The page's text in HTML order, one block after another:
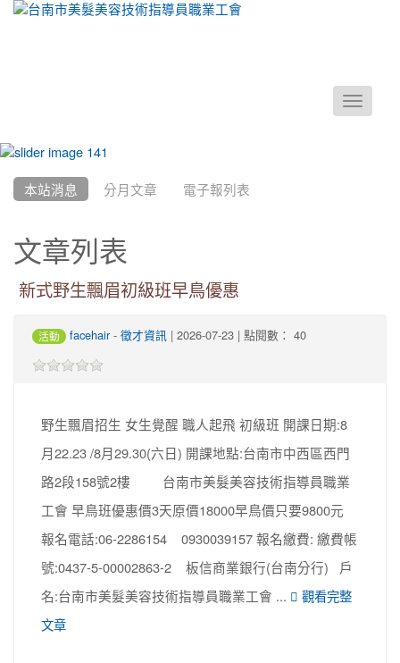
Toggle
本站消息 分月文章 電子報列表
文章列表
新式野生飄眉初級班早鳥優惠
活動 facehair- 徵才資訊 | 2026-07-23 | 點閱數： 40
野生飄眉招生 女生覺醒 職人起飛 初級班 開課日期:8
月22.23 /8月29.30(六日) 開課地點:台南市中西區西門
路2段158號2樓 台南市美髮美容技術指導員職業
工會 早鳥班優惠價3天原價18000早鳥價只要9800元
報名電話:06-2286154 0930039157 報名繳費: 繳費帳
號:0437-5-00002863-2 板信商業銀行(台南分行) 戶
名:台南市美髮美容技術指導員職業工會 ...
觀看完整
文章